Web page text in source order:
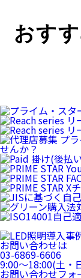
おす
お問い合わせは
03-6869-6606
9:00〜18:00(土・
お問い合わせフォ